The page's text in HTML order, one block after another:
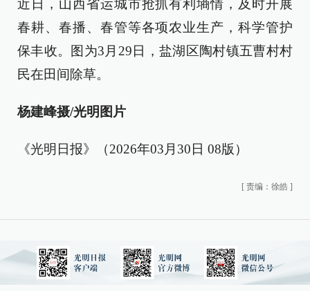
近日，山西省运城市抢抓有利墒情，及时开展
春耕、春播、春管等各项农业生产，科学管护
保丰收。图为3月29日，盐湖区陶村镇五曹村村
民在田间除草。
杨建峰摄/光明图片
《光明日报》（2026年03月30日 08版）
[ 责编：徐皓 ]